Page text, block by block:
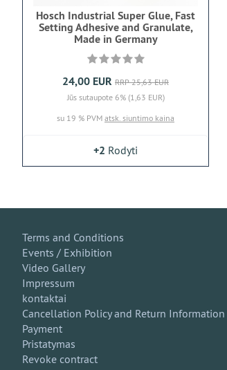
Hosch Industrial Super Glue, Fast
Setting Adhesive and Granulate,
Made in Germany
24,00 EUR RRP 25,63 EUR
Jūs sutaupote 6% (1,63 EUR)
su 19 % PVM atsk. siuntimo kaina
+2 Rodyti
Terms and Conditions
Events / Exhibition
Video Gallery
Impressum
kontaktai
Cancellation Policy and Return Information
Payment
Pristatymas
Revoke contract